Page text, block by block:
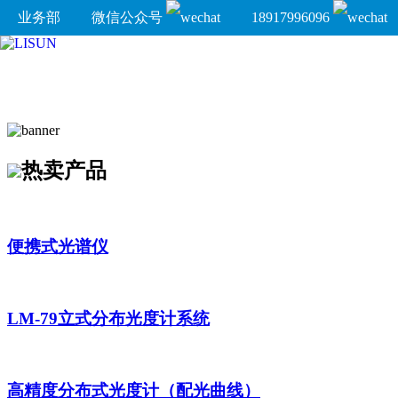
业务部 微信公众号 18917996096
热卖产品
便携式光谱仪
LM-79立式分布光度计系统
高精度分布式光度计（配光曲线）